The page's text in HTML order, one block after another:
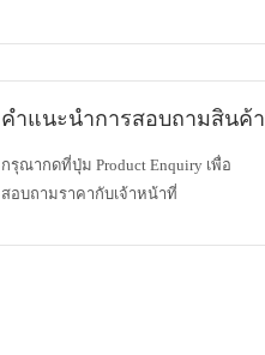
คำแนะนำการสอบถามสินค้า
กรุณากดที่ปุ่ม Product Enquiry เพื่อ
สอบถามราคากับเจ้าหน้าที่